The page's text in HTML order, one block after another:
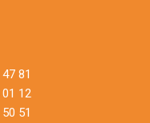
81
12
51